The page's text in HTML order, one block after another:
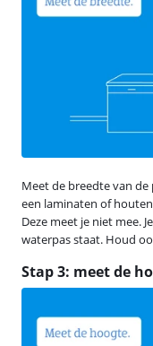
Meet de breedte van
een laminaten of
Deze meet je niet mee.
waterpas staat. Houd
Stap 3: meet de